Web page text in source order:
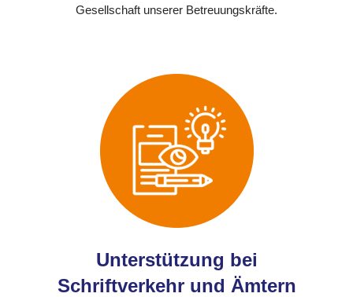
Gesellschaft unserer Betreuungskräfte.
Unterstützung bei
Schriftverkehr und Ämtern